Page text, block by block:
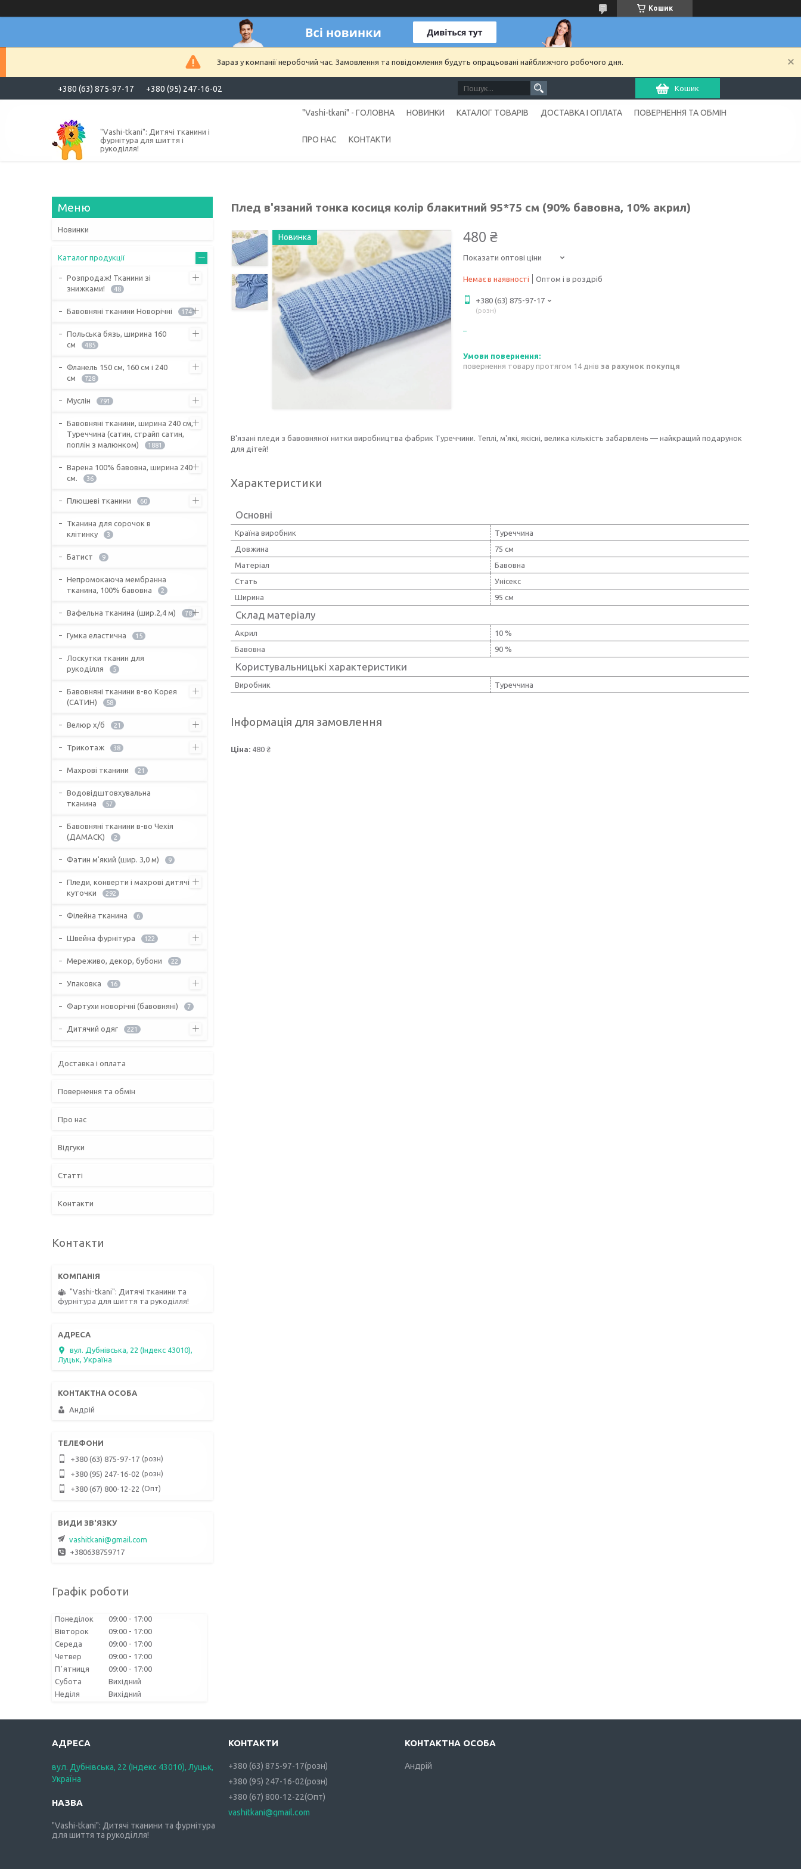
Кошик
Зараз у компанії неробочий час. Замовлення та повідомлення будуть опрацьовані найближчого робочого дня.
+380 (63) 875-97-17 +380 (95) 247-16-02 Кошик
"Vashi-tkani": Дитячі тканини і
фурнітура для шиття і
рукоділля!
"Vashi-tkani" - ГОЛОВНА НОВИНКИ КАТАЛОГ ТОВАРІВ ДОСТАВКА І ОПЛАТА ПОВЕРНЕННЯ ТА ОБМІН
ПРО НАС КОНТАКТИ
Плед в'язаний тонка косиця колір блакитний 95*75 см (90% бавовна, 10% акрил)
Новинка 480 ₴
Показати оптові ціни
Немає в наявності Оптом і в роздріб
+380 (63) 875-97-17
розн
повернення товару протягом 14 днів за рахунок покупця
В'язані пледи з бавовняної нитки виробництва фабрик Туреччини. Теплі, м'які, якісні, велика кількість забарвлень — найкращий подарунок
для дітей!
Характеристики
Основні
Країна виробник
Туреччина
Довжина
75 см
Матеріал
Бавовна
Стать
Унісекс
Ширина
95 см
Склад матеріалу
Акрил
10 %
Бавовна
90 %
Користувальницькі характеристики
Виробник Туреччина
Інформація для замовлення
Ціна: 480 ₴
Новинки
Каталог продукції
Розпродаж! Тканини зі
знижками!
48
Бавовняні тканини Новорічні 174
Польська бязь, ширина 160
см
485
Фланель 150 см, 160 см і 240
см
728
Муслін 791
Бавовняні тканини, ширина 240 см,
Туреччина (сатин, страйп сатин,
поплін з малюнком)
1881
Варена 100% бавовна, ширина 240
см.
36
Плюшеві тканини 60
Тканина для сорочок в
клітинку
3
Батист 9
Непромокаюча мембранна
тканина, 100% бавовна
2
Вафельна тканина (шир.2,4 м) 78
Гумка еластична 15
Лоскутки тканин для
рукоділля
5
Бавовняні тканини в-во Корея
(САТИН)
58
Велюр х/б 21
Трикотаж 38
Махрові тканини 21
Водовідштовхувальна
тканина
57
Бавовняні тканини в-во Чехія
(ДАМАСК)
2
Фатин м'який (шир. 3,0 м) 9
Пледи, конверти і махрові дитячі
куточки
292
Філейна тканина 6
Швейна фурнітура 122
Мереживо, декор, бубони 22
Упаковка 16
Фартухи новорічні (бавовняні) 7
Дитячий одяг 221
Доставка і оплата
Повернення та обмін
Про нас
Відгуки
Статті
Контакти
Контакти
"Vashi-tkani": Дитячі тканини та
фурнітура для шиття та рукоділля!
вул. Дубнівська, 22 (Індекс 43010),
Луцьк, Україна
Андрій
+380 (63) 875-97-17 розн
+380 (95) 247-16-02 розн
+380 (67) 800-12-22 Опт
vashitkani@gmail.com
+380638759717
Графік роботи
Понеділок 09:00
17:00
Вівторок
09:00
17:00
Середа
09:00
17:00
Четвер
09:00
17:00
Пʼятниця
09:00
17:00
Субота
Вихідний
Неділя
Вихідний
вул. Дубнівська, 22 (Індекс 43010), Луцьк,
Україна
"Vashi-tkani": Дитячі тканини та фурнітура
для шиття та рукоділля!
+380 (63) 875-97-17 розн
+380 (95) 247-16-02 розн
+380 (67) 800-12-22 Опт
vashitkani@gmail.com
Андрій